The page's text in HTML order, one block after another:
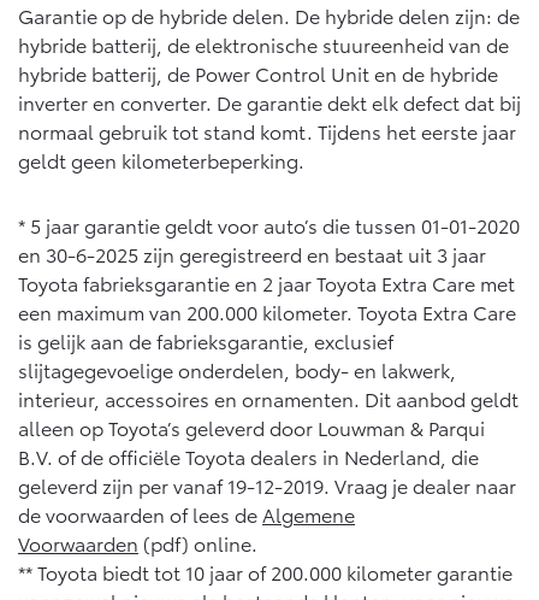
Land Cruiser (excl. BTW)
Vanaf € 89.986,-
Garantie op de hybride delen. De hybride delen zijn: de
hybride batterij, de elektronische stuureenheid van de
hybride batterij, de Power Control Unit en de hybride
inverter en converter. De garantie dekt elk defect dat bij
normaal gebruik tot stand komt. Tijdens het eerste jaar
geldt geen kilometerbeperking.
* 5 jaar garantie geldt voor auto’s die tussen 01-01-2020
en 30-6-2025 zijn geregistreerd en bestaat uit 3 jaar
Toyota fabrieksgarantie en 2 jaar Toyota Extra Care met
een maximum van 200.000 kilometer. Toyota Extra Care
is gelijk aan de fabrieksgarantie, exclusief
slijtagegevoelige onderdelen, body- en lakwerk,
interieur, accessoires en ornamenten. Dit aanbod geldt
alleen op Toyota’s geleverd door Louwman & Parqui
B.V. of de officiële Toyota dealers in Nederland, die
geleverd zijn per vanaf 19-12-2019. Vraag je dealer naar
de voorwaarden of lees de Algemene
Voorwaarden (pdf) online.
** Toyota biedt tot 10 jaar of 200.000 kilometer garantie